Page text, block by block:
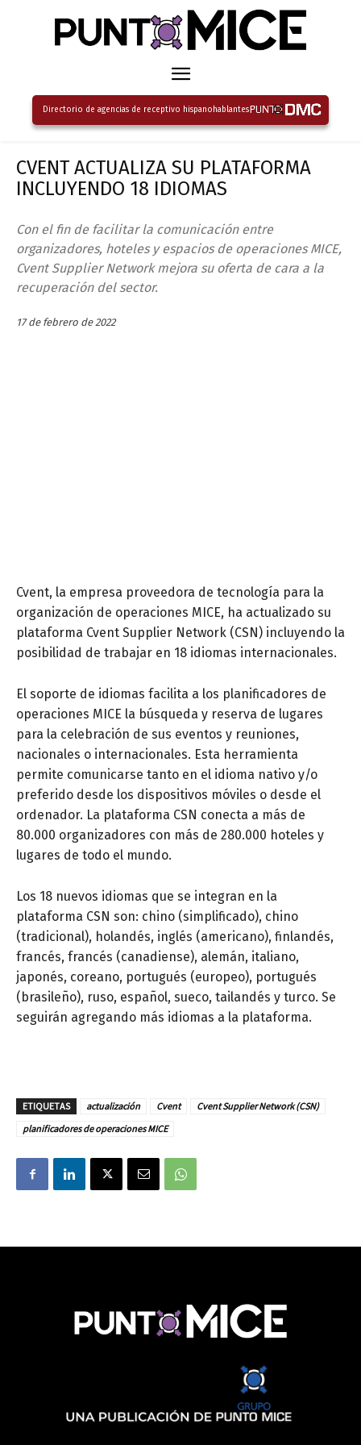
Directorio de agencias de receptivo hispanohablantes
CVENT ACTUALIZA SU PLATAFORMA
INCLUYENDO 18 IDIOMAS
Con el fin de facilitar la comunicación entre
organizadores, hoteles y espacios de operaciones MICE,
Cvent Supplier Network mejora su oferta de cara a la
recuperación del sector.
17 de febrero de 2022
Cvent, la empresa proveedora de tecnología para la
organización de operaciones MICE, ha actualizado su
plataforma Cvent Supplier Network (CSN) incluyendo la
posibilidad de trabajar en 18 idiomas internacionales.
El soporte de idiomas facilita a los planificadores de
operaciones MICE la búsqueda y reserva de lugares
para la celebración de sus eventos y reuniones,
nacionales o internacionales. Esta herramienta
permite comunicarse tanto en el idioma nativo y/o
preferido desde los dispositivos móviles o desde el
ordenador. La plataforma CSN conecta a más de
80.000 organizadores con más de 280.000 hoteles y
lugares de todo el mundo.
Los 18 nuevos idiomas que se integran en la
plataforma CSN son: chino (simplificado), chino
(tradicional), holandés, inglés (americano), finlandés,
francés, francés (canadiense), alemán, italiano,
japonés, coreano, portugués (europeo), portugués
(brasileño), ruso, español, sueco, tailandés y turco. Se
seguirán agregando más idiomas a la plataforma.
ETIQUETAS actualización Cvent
Cvent Supplier Network (CSN)
planificadores de operaciones MICE